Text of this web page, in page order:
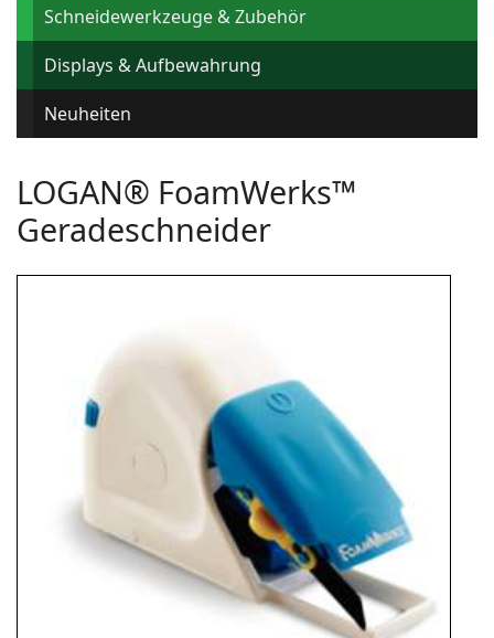
Schneidewerkzeuge & Zubehör
Displays & Aufbewahrung
Neuheiten
LOGAN® FoamWerks™
Geradeschneider